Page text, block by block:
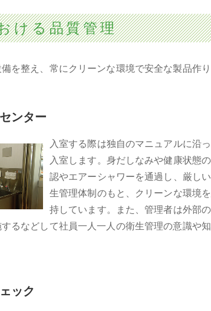
ける品質管理
を整え、常にクリーンな環境で安全な製品作
ンター
入室する際は独自のマニュアルに沿
入室します。身だしなみや健康状態
認やエアーシャワーを通過し、厳し
生管理体制のもと、クリーンな環境
持しています。また、管理者は外部
るなどして社員一人一人の衛生管理の意識や
ック